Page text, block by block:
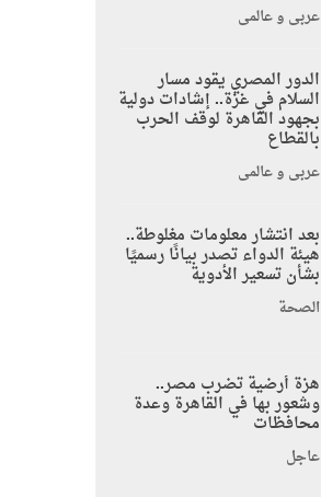
عربي و عالمي
الدور المصري يقود مسار
السلام في غزة.. إشادات دولية
بجهود القاهرة لوقف الحرب
بالقطاع
عربي و عالمي
بعد انتشار معلومات مغلوطة..
هيئة الدواء تصدر بيانًا رسميًا
بشأن تسعير الأدوية
الصحة
هزة أرضية تضرب مصر..
وشعور بها في القاهرة وعدة
محافظات
عاجل